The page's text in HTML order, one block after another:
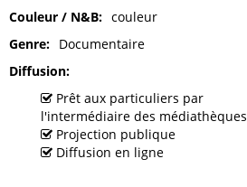
Couleur / N&B
couleur
Genre
Documentaire
Diffusion
Prêt aux particuliers par
l'intermédiaire des médiathèques
Projection publique
Diffusion en ligne